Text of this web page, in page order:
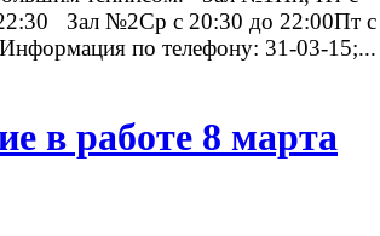
Зал №2Ср с 20:30 до 22:00Пт с
по телефону: 31-03-15;...
в работе 8 марта